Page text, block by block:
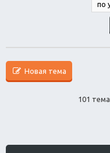
Новая тема
101 тема